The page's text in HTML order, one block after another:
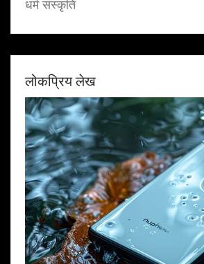
धर्म संस्कृति
लोकप्रिय लेख